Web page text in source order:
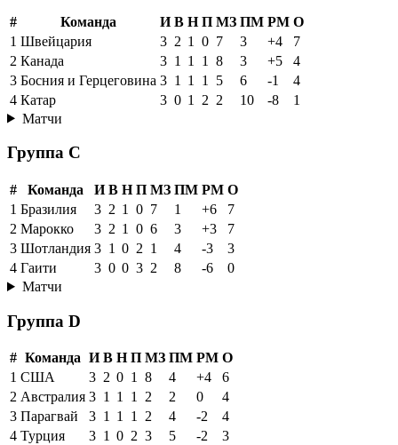
# Команда И В Н П МЗ ПМ РМ О
1 Швейцария 3 2 1 0 7 3 +4
7
2 Канада 3 1 1 1 8 3 +5
4
3 Босния и Герцеговина 3 1 1 1 5 6 -1
4
4 Катар 3 0 1 2 2 10 -8
1
Матчи
Группа C
# Команда И В Н П МЗ ПМ РМ О
1 Бразилия 3 2 1 0 7 1 +6
7
2 Марокко 3 2 1 0 6 3 +3
7
3 Шотландия 3 1 0 2 1 4 -3
3
4 Гаити 3 0 0 3 2 8 -6
0
Матчи
Группа D
# Команда И В Н П МЗ ПМ РМ О
1 США 3 2 0 1 8 4 +4
6
2 Австралия 3 1 1 1 2 2 0
4
3 Парагвай 3 1 1 1 2 4 -2
4
4 Турция 3 1 0 2 3 5 -2
3